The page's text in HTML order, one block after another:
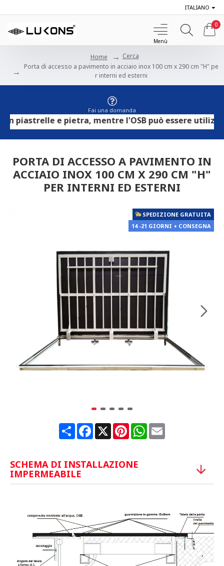
ITALIANO
0
Home
Cerca
Porta di accesso a pavimento in acciaio inox 100 cm x 290 cm "H" pe
r interni ed esterni
Fai una domanda
e pietra, mentre l'OSB può essere utilizzato
PORTA DI ACCESSO A PAVIMENTO IN
ACCIAIO INOX 100 CM X 290 CM "H"
PER INTERNI ED ESTERNI
SPEDIZIONE GRATUITA
14 -21 GIORNI + CONSEGNA
ShareFacebook
X PinterestWhatsApp
Email
SCHEMA DI INSTALLAZIONE
IMPERMEABILE